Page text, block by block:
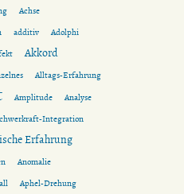
Achse
additiv
Adolphi
Akkord
Alltags-Erfahrung
Amplitude
Analyse
Integration
Erfahrung
Anomalie
Aphel-Drehung